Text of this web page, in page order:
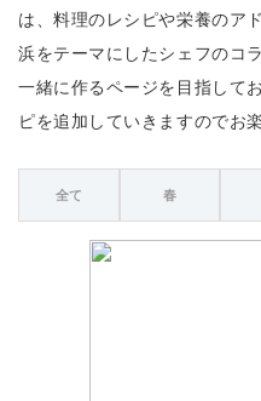
は、料理のレシピや栄養のア
浜をテーマにしたシェフのコ
一緒に作るページを目指して
ピを追加していきますのでお
全て 春